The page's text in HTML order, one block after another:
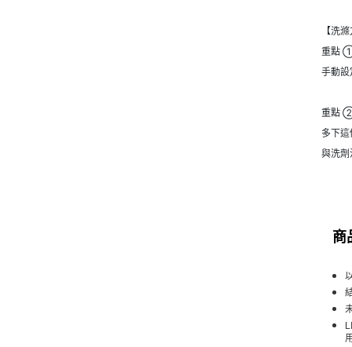
【洗
重點 ①
手動
重點 ②
多下
與洗劑
商